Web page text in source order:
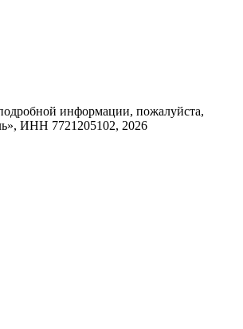
информации, пожалуйста,
ИНН 7721205102, 2026